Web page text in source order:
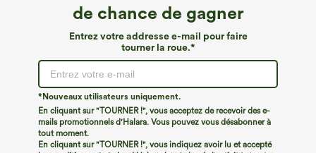
de chance de gagner
Entrez votre addresse e-mail pour faire
tourner la roue.*
*Nouveaux utilisateurs uniquement.
En cliquant sur "TOURNER !", vous acceptez de recevoir des e-
mails promotionnels d'Halara. Vous pouvez vous désabonner à
tout moment.
En cliquant sur "TOURNER !", vous indiquez avoir lu et accepté
€35,95 EUR